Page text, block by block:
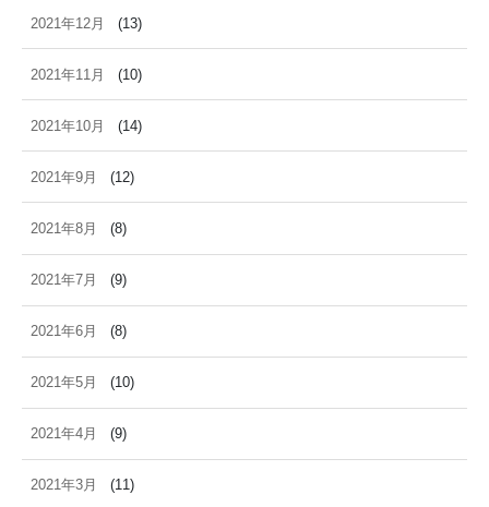
2021年12月 (13)
2021年11月 (10)
2021年10月 (14)
2021年9月 (12)
2021年8月 (8)
2021年7月 (9)
2021年6月 (8)
2021年5月 (10)
2021年4月 (9)
2021年3月 (11)